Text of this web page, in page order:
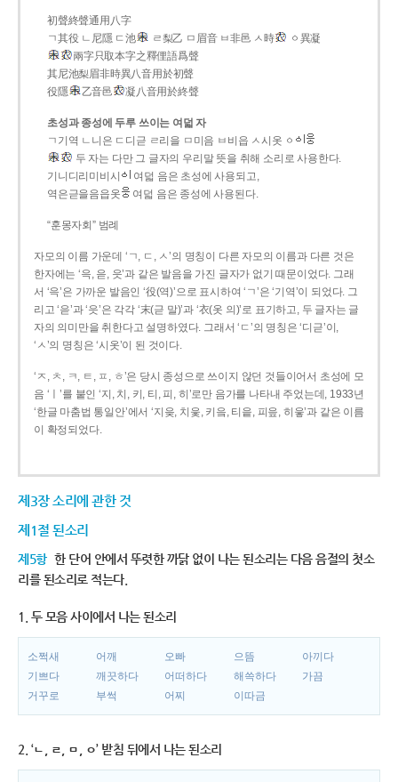
初聲終聲通用八字
ㄱ其役 ㄴ尼隱 ㄷ池
ㄹ梨乙 ㅁ眉音 ㅂ非邑 ㅅ時
ㆁ異凝
兩字只取本字之釋俚語爲聲
其尼池梨眉非時異八音用於初聲
役隱
乙音邑 凝八音用於終聲
초성과 종성에 두루 쓰이는 여덟 자
ㄱ기역 ㄴ니은 ㄷ디귿 ㄹ리을 ㅁ미음 ㅂ비읍 ㅅ시옷 ㆁ
두 자는 다만 그 글자의 우리말 뜻을 취해 소리로 사용한다.
기니디리미비시
여덟 음은 초성에 사용되고,
역은귿을음읍옷
여덟 음은 종성에 사용된다.
“훈몽자회” 범례
자모의 이름 가운데 ‘ㄱ, ㄷ, ㅅ’의 명칭이 다른 자모의 이름과 다른 것은
한자에는 ‘윽, 읃, 읏’과 같은 발음을 가진 글자가 없기 때문이었다. 그래
서 ‘윽’은 가까운 발음인 ‘役(역)’으로 표시하여 ‘ㄱ’은 ‘기역’이 되었다. 그
리고 ‘읃’과 ‘읏’은 각각 ‘末(귿 말)’과 ‘衣(옷 의)’로 표기하고, 두 글자는 글
자의 의미만을 취한다고 설명하였다. 그래서 ‘ㄷ’의 명칭은 ‘디귿’이,
‘ㅅ’의 명칭은 ‘시옷’이 된 것이다.
‘ㅈ, ㅊ, ㅋ, ㅌ, ㅍ, ㅎ’은 당시 종성으로 쓰이지 않던 것들이어서 초성에 모
음 ‘ㅣ’를 붙인 ‘지, 치, 키, 티, 피, 히’로만 음가를 나타내 주었는데, 1933년
‘한글 마춤법 통일안’에서 ‘지읒, 치읓, 키읔, 티읕, 피읖, 히읗’과 같은 이름
이 확정되었다.
제3장 소리에 관한 것
제1절 된소리
제5항 한 단어 안에서 뚜렷한 까닭 없이 나는 된소리는 다음 음절의 첫소
리를 된소리로 적는다.
1. 두 모음 사이에서 나는 된소리
소쩍새 어깨 오빠 으뜸
아끼다
기쁘다
깨끗하다 어떠하다 해쓱하다
가끔
거꾸로
부썩 어찌 이따금
2. ‘ㄴ, ㄹ, ㅁ, ㅇ’ 받침 뒤에서 나는 된소리